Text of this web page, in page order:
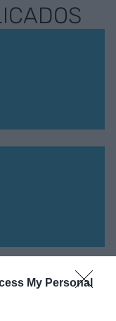
My Personal